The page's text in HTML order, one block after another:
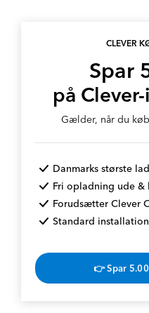
CLEVER
Spar
på
Gælder, når du
Danmarks største
Fri opladning ude &
Forudsætter Clever
Standard
👉 Spar